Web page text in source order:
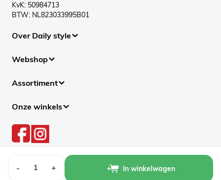
- + In winkelwagen
KvK: 50984713
BTW: NL823033995B01
Over Daily style
Webshop
Assortiment
Onze winkels